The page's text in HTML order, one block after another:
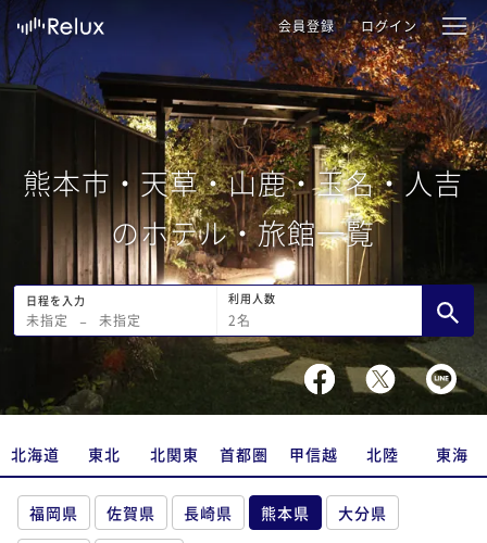
会員登録 ログイン
熊本市・天草・山鹿・玉名・人吉
のホテル・旅館一覧
日程を入力
未指定 − 未指定
利用人数
2名
北海道 東北 北関東 首都圏 甲信越 北陸 東海
福岡県 佐賀県 長崎県 熊本県
大分県